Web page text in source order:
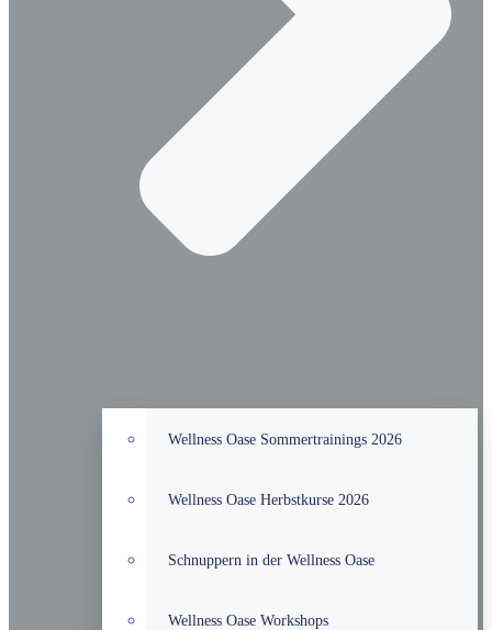
Wellness Oase Sommertrainings 2026
Wellness Oase Herbstkurse 2026
Schnuppern in der Wellness Oase
Wellness Oase Workshops